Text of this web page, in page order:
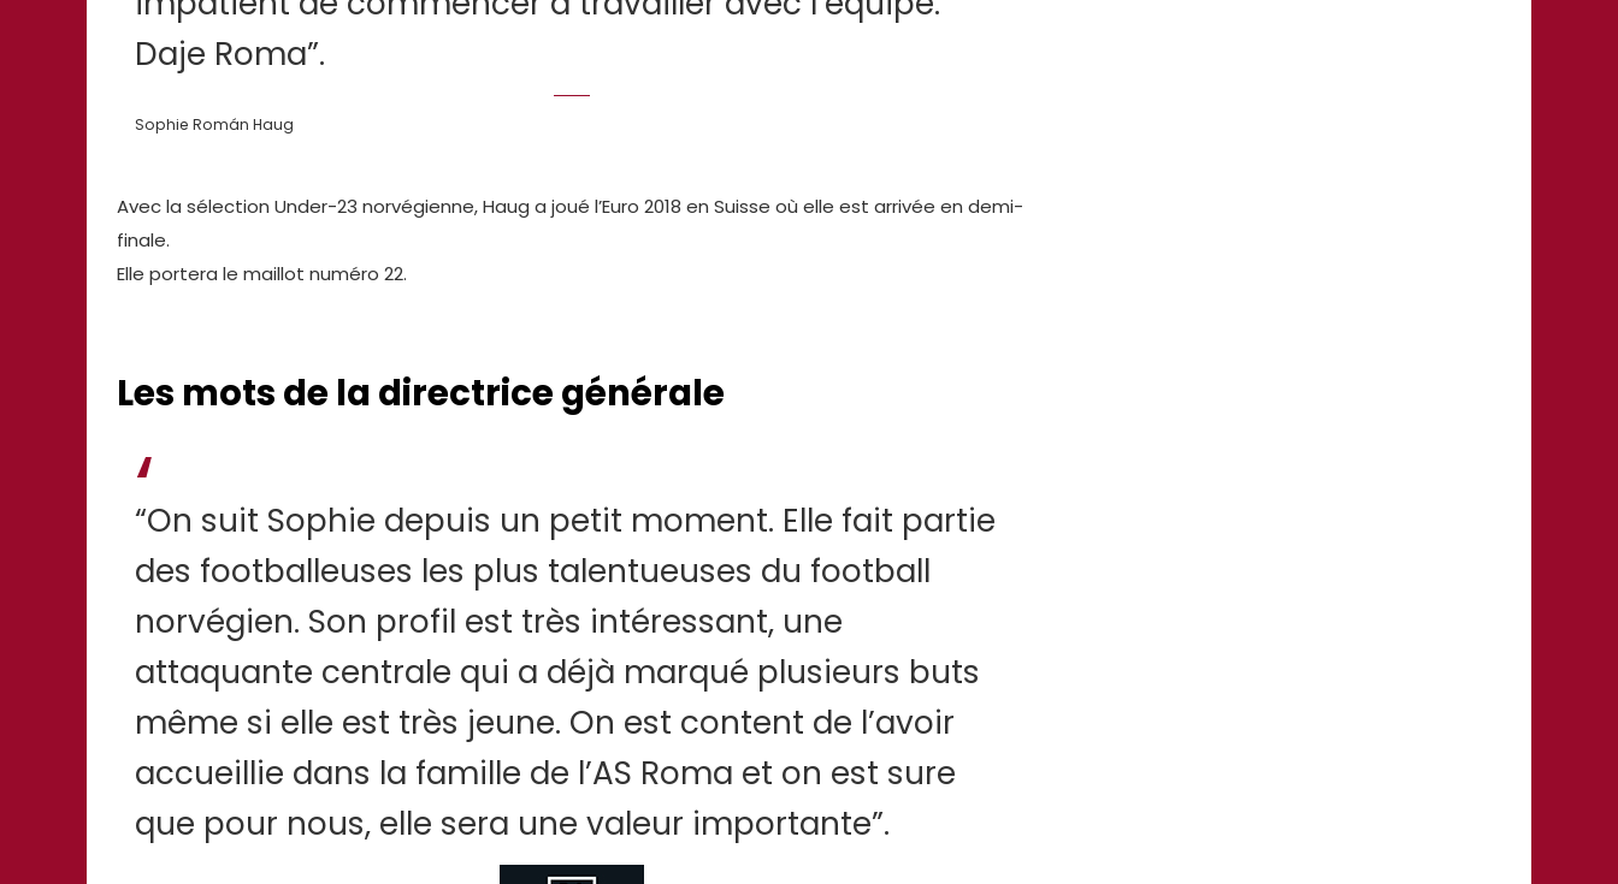
Daje Roma”.
Sophie Román Haug
Avec la sélection Under-23 norvégienne, Haug a joué l’Euro 2018 en Suisse où elle est arrivée en demi-
finale.
Elle portera le maillot numéro 22.
Les mots de la directrice générale
“On suit Sophie depuis un petit moment. Elle fait partie
des footballeuses les plus talentueuses du football
norvégien. Son profil est très intéressant, une
attaquante centrale qui a déjà marqué plusieurs buts
même si elle est très jeune. On est content de l’avoir
accueillie dans la famille de l’AS Roma et on est sure
que pour nous, elle sera une valeur importante”.